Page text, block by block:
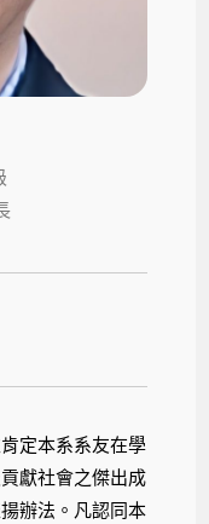
定本系系友在學
獻社會之傑出成
辦法。 凡認同本